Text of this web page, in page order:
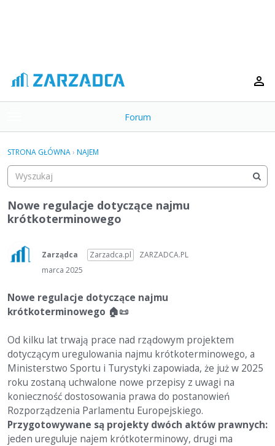
o
g
e
m
e
n
Forum
Kategorie
Dyskusje
Aktywność
STRONA GŁÓWNA› NAJEM
Nowe regulacje dotyczące najmu
krótkoterminowego
Zarządca Zarzadca.pl
ZARZADCA.PL
marca 2025
Nowe regulacje dotyczące najmu
krótkoterminowego 🏠📜
Od kilku lat trwają prace nad rządowym projektem
dotyczącym uregulowania najmu krótkoterminowego, a
Ministerstwo Sportu i Turystyki zapowiada, że już w 2025
roku zostaną uchwalone nowe przepisy z uwagi na
konieczność dostosowania prawa do postanowień
Rozporządzenia Parlamentu Europejskiego.
Przygotowywane są projekty dwóch aktów prawnych:
jeden ureguluje najem krótkoterminowy, drugi ma